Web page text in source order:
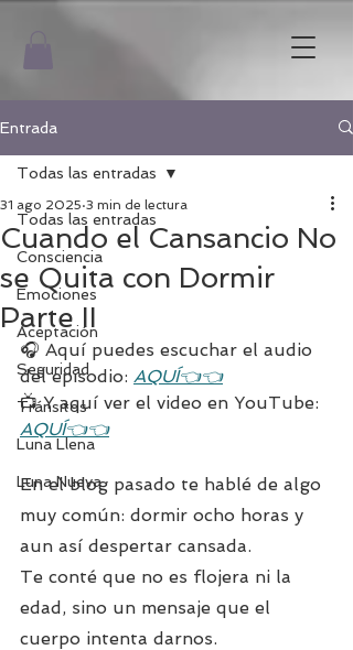
Entrada
Todas las entradas
Consciencia
Emociones
Aceptación
Seguridad
Tránsitos
Luna Llena
Luna Nueva
Todas las entradas
Cuando el Cansancio No
se Quita con Dormir
Parte II
31 ago 2025 3 min de lectura
🎧 Aquí puedes escuchar el audio
del episodio: AQUÍ👈👈
📺 Y aquí ver el video en YouTube:
AQUÍ👈👈
En el blog pasado te hablé de algo
muy común: dormir ocho horas y
aun así despertar cansada.
Te conté que no es flojera ni la
edad, sino un mensaje que el
cuerpo intenta darnos.